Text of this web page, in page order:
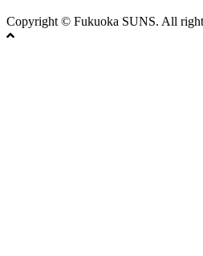
Copyright © Fukuoka SUNS. All